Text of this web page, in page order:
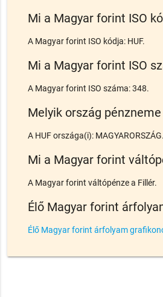
Mi a Magyar forint ISO
A Magyar forint ISO kódja: HUF.
Mi a Magyar forint ISO
A Magyar forint ISO száma: 348.
Melyik ország pénzneme
A HUF országa(i): MAGYARORSZÁG.
Mi a Magyar forint
A Magyar forint váltópénze a Fillér.
Élő Magyar forint
Élő Magyar forint árfolyam